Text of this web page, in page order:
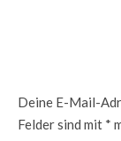
Deine E-Mail-
Felder sind mit *